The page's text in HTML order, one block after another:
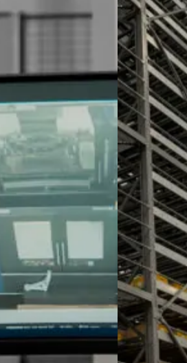
デジタル
トランスフォーメーション
製造能力